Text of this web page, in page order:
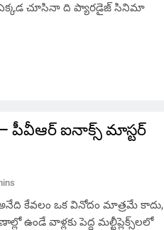
ఎక్కడ చూసినా ది ప్యారడైజ్ సినిమా
పీవీఆర్ ఐనాక్స్ మాస్టర్
కేవలం ఒక వినోదం మాత్రమే కాదు,
ఉండే వాళ్లకు పెద్ద మల్టీప్లెక్స్‌లలో